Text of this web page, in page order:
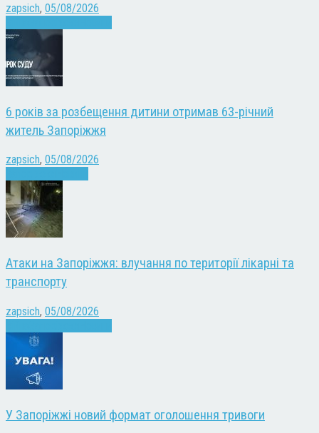
zapsich, 05/08/2026
6 років за розбещення дитини отримав 63-річний
житель Запоріжжя
zapsich, 05/08/2026
Атаки на Запоріжжя: влучання по території лікарні та
транспорту
zapsich, 05/08/2026
У Запоріжжі новий формат оголошення тривоги